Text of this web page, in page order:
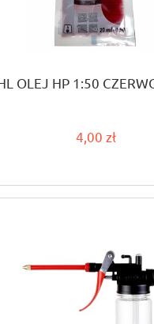
OLEJ HP 1:50
4,00 zł